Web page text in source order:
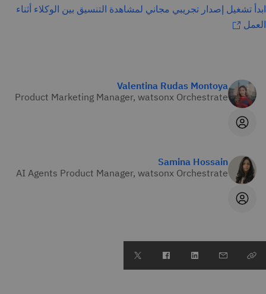
ابدأ تشغيل إصدار تجريبي مجاني لمشاهدة التنسيق بين الوكلاء أثناء
العمل
Valentina Rudas Montoya
Product Marketing Manager, watsonx Orchestrate
Samina Hossain
AI Agents Product Manager, watsonx Orchestrate